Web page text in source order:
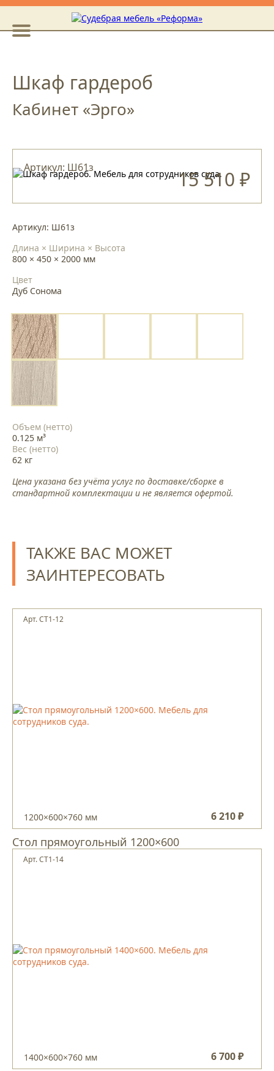
Шкаф гардероб
Кабинет «Эрго»
Артикул: Ш61з 15 510 ₽
Артикул: Ш61з
Длина × Ширина × Высота
800 × 450 × 2000 мм
Цвет
Дуб Сонома
Объем (нетто)
0.125 м³
Вес (нетто)
62 кг
Цена указана без учёта услуг по доставке/сборке в
стандартной комплектации и не является офертой.
ТАКЖЕ ВАС МОЖЕТ
ЗАИНТЕРЕСОВАТЬ
1200×600×760 мм 6 210 ₽
Арт. СТ1-12
Стол прямоугольный 1200×600
1400×600×760 мм 6 700 ₽
Арт. СТ1-14